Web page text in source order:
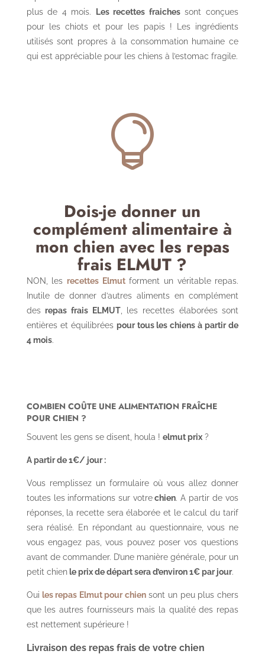
plus de 4 mois.
Les recettes fraichessont conçues
pour les chiots et pour les papis ! Les ingrédients
utilisés sont propres à la consommation humaine ce
qui est appréciable pour les chiens à l’estomac fragile.

Dois-je donner un
complément alimentaire à
mon chien avec les repas
frais ELMUT ?
NON, les recettes Elmutforment un véritable repas.
Inutile de donner d’autres aliments en complément
desrepas frais ELMUT, les recettes élaborées sont
entières et équilibrées pour tous les chiens à partir de
4 mois.
COMBIEN COÛTE UNE ALIMENTATION FRAÎCHE
POUR CHIEN ?
Souvent les gens se disent, houla ! elmut prix?
A partir de 1€/ jour :
Vous remplissez un formulaire où vous allez donner
toutes les informations sur votrechien. A partir de vos
réponses, la recette sera élaborée et le calcul du tarif
sera réalisé. En répondant au questionnaire, vous ne
vous engagez pas, vous pouvez poser vos questions
avant de commander. D’une manière générale, pour un
petit chienle prix de départ sera d’environ 1€ par jour.
Oui les repas Elmut pour chiensont un peu plus chers
que les autres fournisseurs mais la qualité des repas
est nettement supérieure !
Livraison des repas frais de votre chien